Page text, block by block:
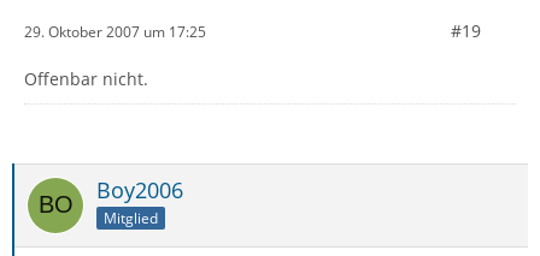
29. Oktober 2007 um 17:25 #19
Offenbar nicht.
Boy2006
Mitglied